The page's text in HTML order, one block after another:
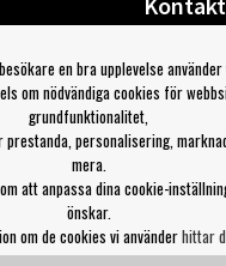
Din sida
Logga ut
ha tips från Bengans
Inställningar för nyhetsbrev
en bra upplevelse använder
om nödvändiga cookies för
grundfunktionalitet,
prestanda, personalisering,
mera.
att anpassa dina cookie-
önskar.
om de cookies vi använderhittar